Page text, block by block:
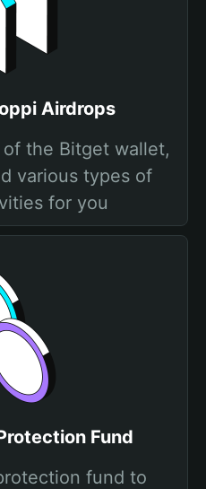
Airdrops
the Bitget wallet,
various types of
for you
Fund
fund to